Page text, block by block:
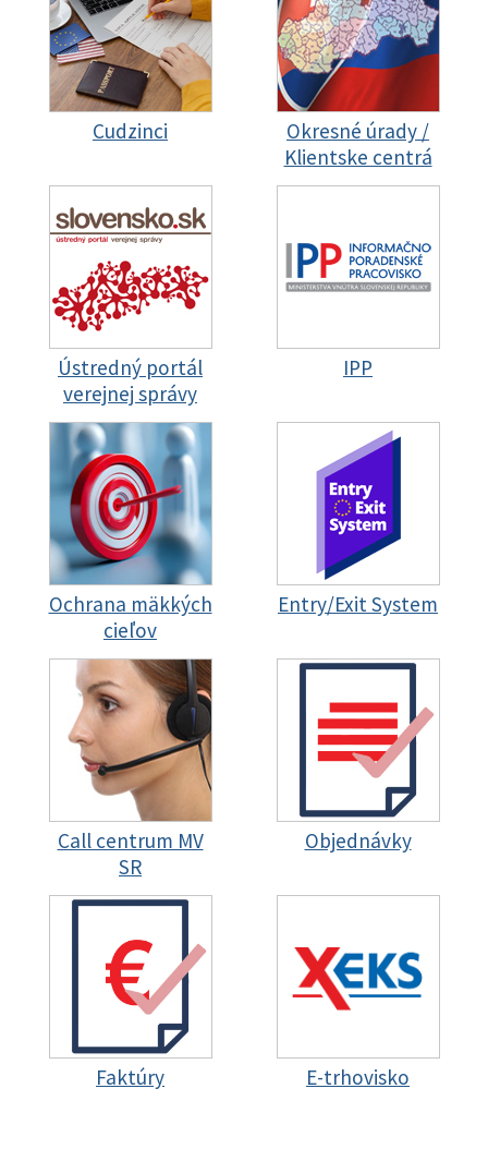
Cudzinci
Okresné úrady /
Klientske centrá
Ústredný portál
verejnej správy
IPP
Ochrana mäkkých
cieľov
Entry/Exit System
Call centrum MV
SR
Objednávky
Faktúry E-trhovisko